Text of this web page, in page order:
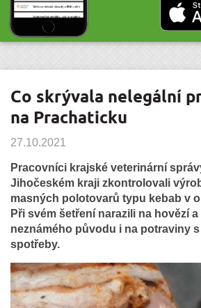
Co skrývala nelegální
na Prachaticku
27.10.2021
Pracovníci krajské veterinární
Jihočeském kraji zkontrolovali
masných polotovarů typu kebab v
Při svém šetření narazili na hovězí
neznámého původu i na potraviny
spotřeby.